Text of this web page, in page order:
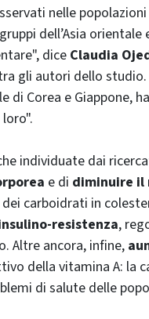
nelle
dell’Asia
dice Claudia
gli autori dello
di Corea e
individuate dai
e di diminuire il
carboidrati in
resistenza,
Altre ancora, infine,
della vitamina A: la
di salute delle